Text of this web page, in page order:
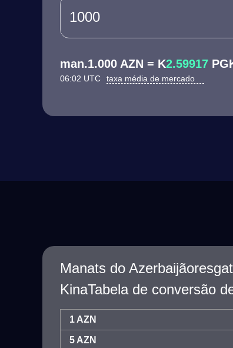
man.1.000 AZN = K2.59917
06:02 UTC taxa média de mercado
Manats do
KinaTabela de conversão
1 AZN
5 AZN